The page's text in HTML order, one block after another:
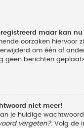
maar kan
oorzaken
om één of
geen berichten
niet meer!
je huidige
vergeten?. Volg de